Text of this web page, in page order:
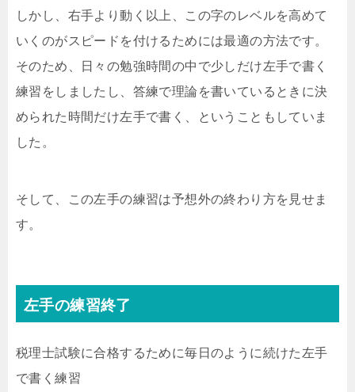
しかし、右手より動く以上、この字のレベルを高めて
いくのがスピードを付けるためには最適の方法です。
そのため、日々の勉強時間の中で少しだけ左手で書く
練習をしましたし、答練で理論を書いているときに決
められた時間だけ左手で書く、ということもしていま
した。
そして、この左手の練習は予想外の終わり方を見せま
す。
左手の練習終了
税理士試験に合格するために毎日のように続けた左手
で書く練習